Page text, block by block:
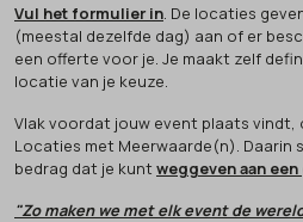
Vul het formulier in. De locaties
(meestal dezelfde dag) aan of er
een offerte voor je. Je maakt zelf
locatie van je keuze.
Vlak voordat jouw event plaats vindt,
Locaties met Meerwaarde(n). Daarin
bedrag dat je kunt weggeven aan
"Zo maken we met elk event de